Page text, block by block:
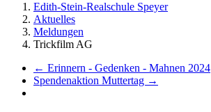
Edith-Stein-Realschule Speyer
Aktuelles
Meldungen
Trickfilm AG
← Erinnern - Gedenken - Mahnen 2024
Spendenaktion Muttertag →